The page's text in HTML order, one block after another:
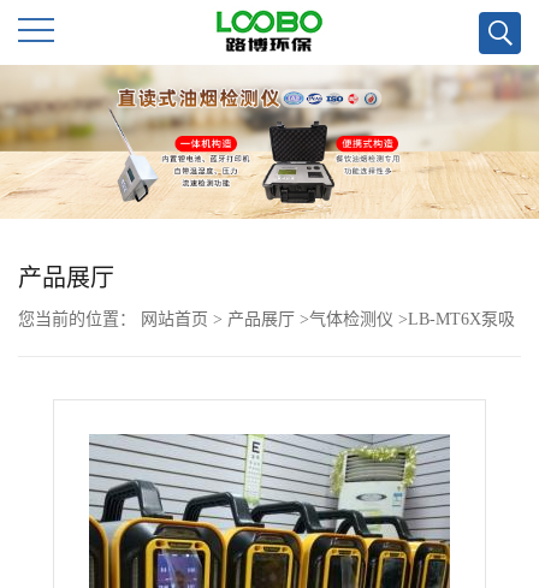
公
司
首
页
公
产品展厅
您当前的位置： 网站首页 > 产品展厅 >气体检测仪 >LB-MT6X泵吸